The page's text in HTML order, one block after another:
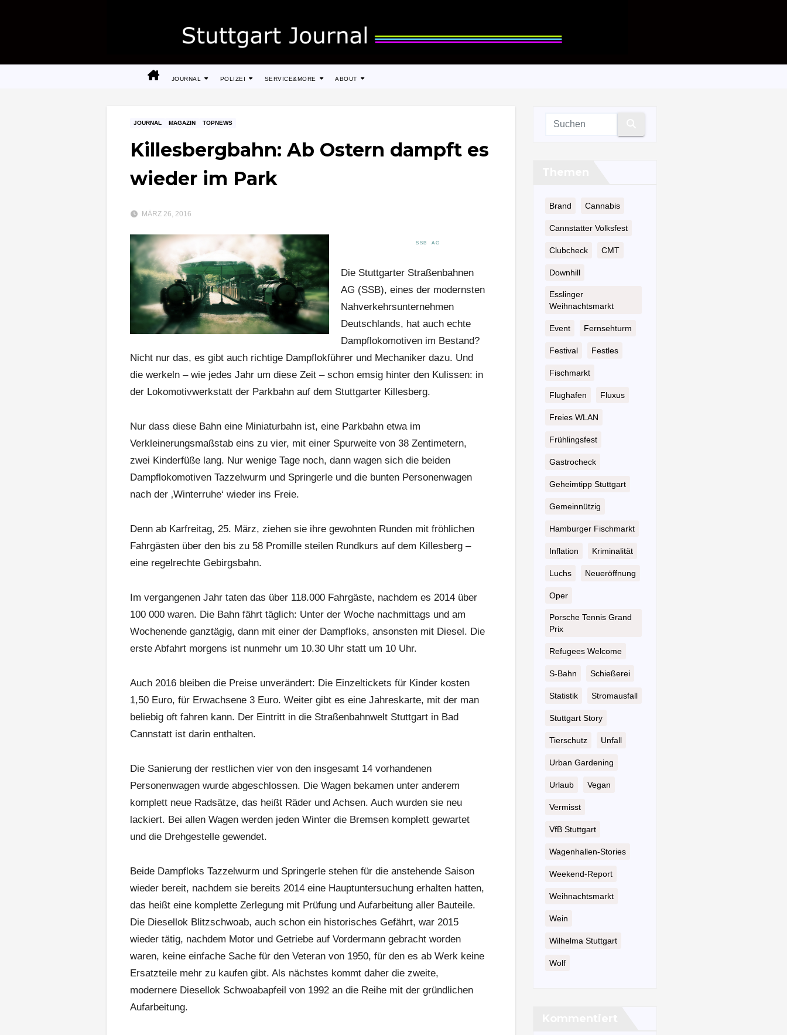
JOURNAL POLIZEI SERVICE&MORE ABOUT
JOURNAL MAGAZIN TOPNEWS
Killesbergbahn: Ab Ostern dampft es
wieder im Park
MÄRZ 26, 2016
SSB AG
Die Stuttgarter Straßenbahnen
AG (SSB), eines der modernsten
Nahverkehrsunternehmen
Deutschlands, hat auch echte
Dampflokomotiven im Bestand?
Nicht nur das, es gibt auch richtige Dampflokführer und Mechaniker dazu. Und
die werkeln – wie jedes Jahr um diese Zeit – schon emsig hinter den Kulissen: in
der Lokomotivwerkstatt der Parkbahn auf dem Stuttgarter Killesberg.
Nur dass diese Bahn eine Miniaturbahn ist, eine Parkbahn etwa im
Verkleinerungsmaßstab eins zu vier, mit einer Spurweite von 38 Zentimetern,
zwei Kinderfüße lang. Nur wenige Tage noch, dann wagen sich die beiden
Dampflokomotiven Tazzelwurm und Springerle und die bunten Personenwagen
nach der ‚Winterruhe‘ wieder ins Freie.
Denn ab Karfreitag, 25. März, ziehen sie ihre gewohnten Runden mit fröhlichen
Fahrgästen über den bis zu 58 Promille steilen Rundkurs auf dem Killesberg –
eine regelrechte Gebirgsbahn.
Im vergangenen Jahr taten das über 118.000 Fahrgäste, nachdem es 2014 über
100 000 waren. Die Bahn fährt täglich: Unter der Woche nachmittags und am
Wochenende ganztägig, dann mit einer der Dampfloks, ansonsten mit Diesel. Die
erste Abfahrt morgens ist nunmehr um 10.30 Uhr statt um 10 Uhr.
Auch 2016 bleiben die Preise unverändert: Die Einzeltickets für Kinder kosten
1,50 Euro, für Erwachsene 3 Euro. Weiter gibt es eine Jahreskarte, mit der man
beliebig oft fahren kann. Der Eintritt in die Straßenbahnwelt Stuttgart in Bad
Cannstatt ist darin enthalten.
Die Sanierung der restlichen vier von den insgesamt 14 vorhandenen
Personenwagen wurde abgeschlossen. Die Wagen bekamen unter anderem
komplett neue Radsätze, das heißt Räder und Achsen. Auch wurden sie neu
lackiert. Bei allen Wagen werden jeden Winter die Bremsen komplett gewartet
und die Drehgestelle gewendet.
Beide Dampfloks Tazzelwurm und Springerle stehen für die anstehende Saison
wieder bereit, nachdem sie bereits 2014 eine Hauptuntersuchung erhalten hatten,
das heißt eine komplette Zerlegung mit Prüfung und Aufarbeitung aller Bauteile.
Die Diesellok Blitzschwoab, auch schon ein historisches Gefährt, war 2015
wieder tätig, nachdem Motor und Getriebe auf Vordermann gebracht worden
waren, keine einfache Sache für den Veteran von 1950, für den es ab Werk keine
Ersatzteile mehr zu kaufen gibt. Als nächstes kommt daher die zweite,
modernere Diesellok Schwoabapfeil von 1992 an die Reihe mit der gründlichen
Aufarbeitung.
Brand Cannabis
Cannstatter Volksfest
Clubcheck CMT
Downhill
Esslinger
Weihnachtsmarkt
Event Fernsehturm
Festival Festles
Fischmarkt
Flughafen Fluxus
Freies WLAN
Frühlingsfest
Gastrocheck
Geheimtipp Stuttgart
Gemeinnützig
Hamburger Fischmarkt
Inflation Kriminalität
Luchs Neueröffnung
Oper
Porsche Tennis Grand
Prix
Refugees Welcome
S-Bahn Schießerei
Statistik Stromausfall
Stuttgart Story
Tierschutz Unfall
Urban Gardening
Urlaub Vegan
Vermisst
VfB Stuttgart
Wagenhallen-Stories
Weekend-Report
Weihnachtsmarkt
Wein
Wilhelma Stuttgart
Wolf